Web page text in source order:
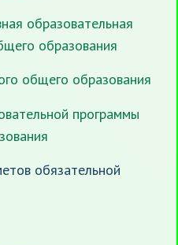
образовательная
образования
общего образования
программы
обязательной